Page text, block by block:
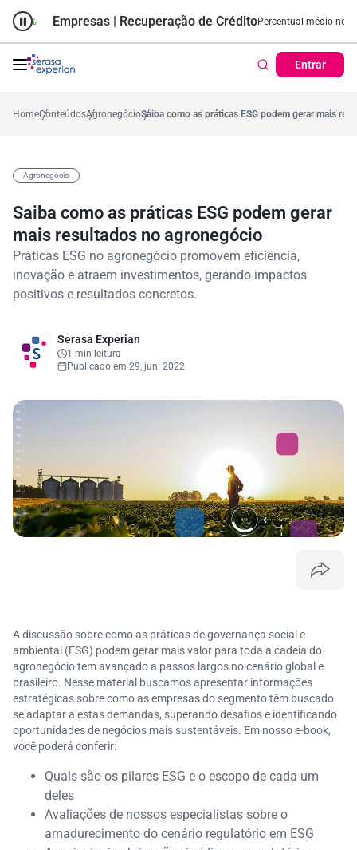
-0,2% Empresas | Recuperação de CréditoPercentual médio no ano
Entrar
no ano 57,2%Percentual no mês 53,7% Cartão de Crédito |
HomeConteúdosAgronegócioSaiba como as práticas ESG podem gerar mais
Agronegócio
Saiba como as práticas ESG podem gerar
mais resultados no agronegócio
Práticas ESG no agronegócio promovem eficiência,
inovação e atraem investimentos, gerando impactos
positivos e resultados concretos.
Serasa Experian
1 min leitura
Publicado em 29, jun. 2022
A discussão sobre como as práticas de governança social e
ambiental (ESG) podem gerar mais valor para toda a cadeia do
agronegócio tem avançado a passos largos no cenário global e
brasileiro. Nesse material buscamos apresentar informações
estratégicas sobre como as empresas do segmento têm buscado
se adaptar a estas demandas, superando desafios e identificando
oportunidades de negócios mais sustentáveis. Em nosso e-book,
você poderá conferir:
Quais são os pilares ESG e o escopo de cada um
deles
Avaliações de nossos especialistas sobre o
amadurecimento do cenário regulatório em ESG